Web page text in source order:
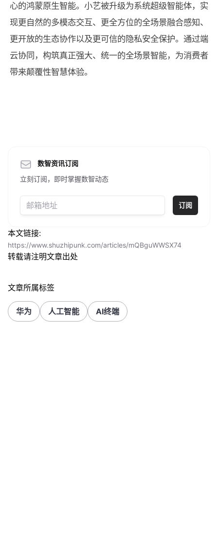
心的鸿蒙原生智能。小艺被升级为系统超级智能体，实
现更自然的多模态交互、更全方位的全场景融合感知、
更开放的生态协作以及更可信的隐私安全保护。通过端
云协同，构筑真正强大、统一的全场景智能，为消费者
带来颠覆性智慧体验。
数智资讯订阅
立刻订阅，即时掌握数智动态
订阅
本文链接:
https://www.shuzhipunk.com/articles/mQBguWWSX74
转载请注明文章出处
文章所属标签
华为 人工智能 AI终端